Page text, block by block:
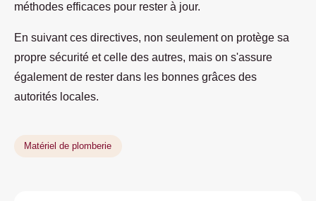
méthodes efficaces pour rester à jour.
En suivant ces directives, non seulement on protège sa
propre sécurité et celle des autres, mais on s'assure
également de rester dans les bonnes grâces des
autorités locales.
Matériel de plomberie